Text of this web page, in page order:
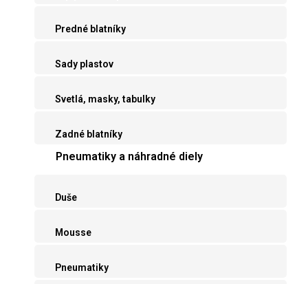
Predné blatníky
Sady plastov
Svetlá, masky, tabulky
Zadné blatníky
Pneumatiky a náhradné diely
Duše
Mousse
Pneumatiky